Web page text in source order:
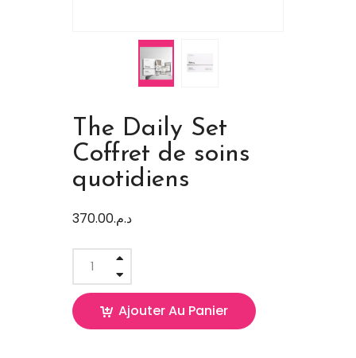
The Daily Set
Coffret de soins
quotidiens
د.م.370.00
Ajouter Au Panier